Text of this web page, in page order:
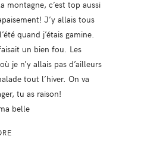
montagne, c’est top aussi
J’y allais tous
quand j’étais gamine.
un bien fou. Les
je n’y allais pas d’ailleurs
tout l’hiver. On va
tu as raison!
belle